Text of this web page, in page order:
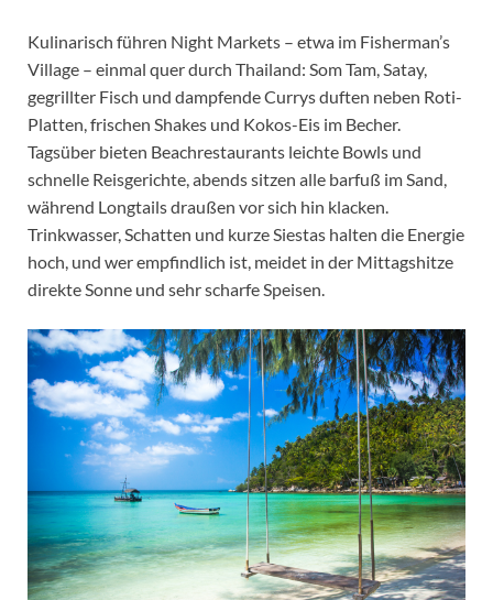
Kulinarisch führen Night Markets – etwa im Fisherman’s
Village – einmal quer durch Thailand: Som Tam, Satay,
gegrillter Fisch und dampfende Currys duften neben Roti-
Platten, frischen Shakes und Kokos-Eis im Becher.
Tagsüber bieten Beachrestaurants leichte Bowls und
schnelle Reisgerichte, abends sitzen alle barfuß im Sand,
während Longtails draußen vor sich hin klacken.
Trinkwasser, Schatten und kurze Siestas halten die Energie
hoch, und wer empfindlich ist, meidet in der Mittagshitze
direkte Sonne und sehr scharfe Speisen.